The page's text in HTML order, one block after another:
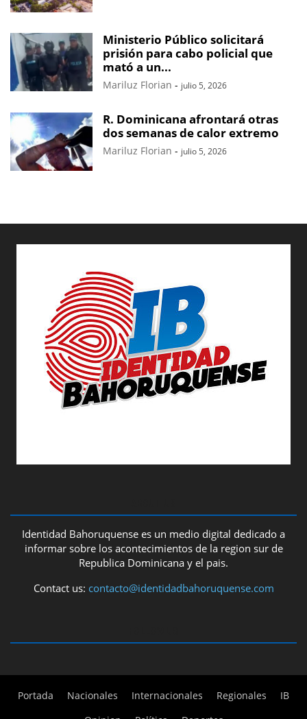
Ministerio Público solicitará
prisión para cabo policial que
mató a un...
Mariluz Florian - julio 5, 2026
R. Dominicana afrontará otras
dos semanas de calor extremo
Mariluz Florian - julio 5, 2026
Identidad Bahoruquense es un medio digital dedicado a
informar sobre los acontecimientos de la region sur de
Republica Dominicana y el pais.
Contact us: contacto@identidadbahoruquense.com
Portada Nacionales Internacionales Regionales
IB